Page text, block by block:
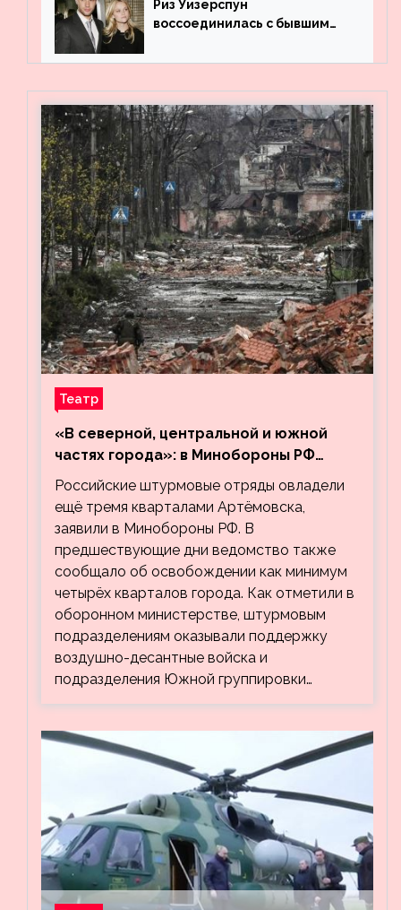
Риз Уизерспун
воссоединилась с бывшим
Театр
«В северной, центральной и южной
частях города»: в Минобороны РФ
заявили об освобождении ещё трёх
кварталов Артёмовска
Российские штурмовые отряды овладели
ещё тремя кварталами Артёмовска,
заявили в Минобороны РФ. В
предшествующие дни ведомство также
сообщало об освобождении как минимум
четырёх кварталов города. Как отметили в
оборонном министерстве, штурмовым
подразделениям оказывали поддержку
воздушно-десантные войска и
подразделения Южной группировки…